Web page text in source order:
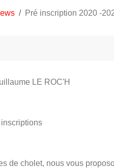
Pré inscription 2020 -
LE ROC'H
de cholet, nous vous